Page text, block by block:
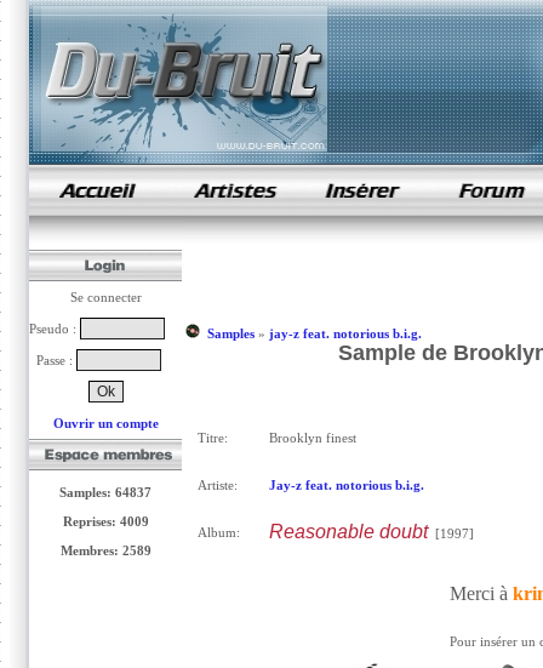
samples de rap
Se connecter
Pseudo :
Passe :
Ouvrir un compte
Samples: 64837
Reprises: 4009
Membres: 2589
Samples» jay-z feat. notorious b.i.g.
Sample de
Titre: Brooklyn finest
Artiste: Jay-z feat. notorious b.i.g.
Album: Reasonable doubt[1997]
Merci à
Pour insérer un